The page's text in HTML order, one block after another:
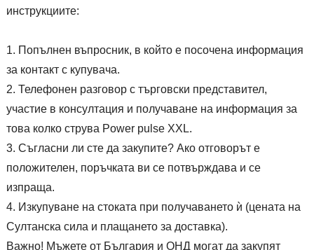
инструкциите:
Попълнен въпросник, в който е посочена информация
за контакт с купувача.
Телефонен разговор с търговски представител,
участие в консултация и получаване на информация за
това колко струва Power pulse XXL.
Съгласни ли сте да закупите? Ако отговорът е
положителен, поръчката ви се потвърждава и се
изпраща.
Изкупуване на стоката при получаването ѝ (цената на
Султанска сила и плащането за доставка).
Важно! Мъжете от България и ОНД могат да закупят